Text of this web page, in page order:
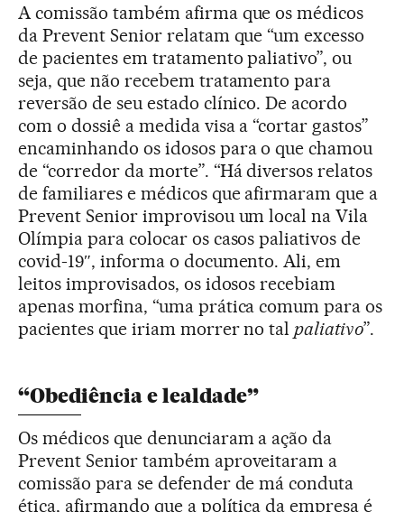
A comissão também afirma que os médicos
da Prevent Senior relatam que “um excesso
de pacientes em tratamento paliativo”, ou
seja, que não recebem tratamento para
reversão de seu estado clínico. De acordo
com o dossiê a medida visa a “cortar gastos”
encaminhando os idosos para o que chamou
de “corredor da morte”. “Há diversos relatos
de familiares e médicos que afirmaram que a
Prevent Senior improvisou um local na Vila
Olímpia para colocar os casos paliativos de
covid-19″, informa o documento. Ali, em
leitos improvisados, os idosos recebiam
apenas morfina, “uma prática comum para os
pacientes que iriam morrer no talpaliativo”.
“Obediência e lealdade”
Os médicos que denunciaram a ação da
Prevent Senior também aproveitaram a
comissão para se defender de má conduta
ética, afirmando que a política da empresa é